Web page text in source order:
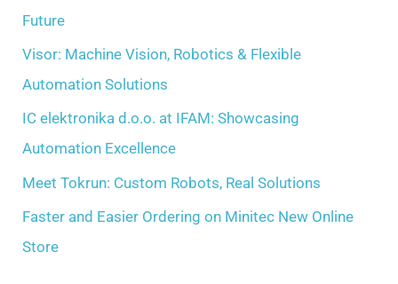
fFuture
Visor: Machine Vision, Robotics & Flexible
Automation Solutions
IC elektronika d.o.o. at IFAM: Showcasing
Automation Excellence
Meet Tokrun: Custom Robots, Real Solutions
Faster and Easier Ordering on Minitec New Online
Store